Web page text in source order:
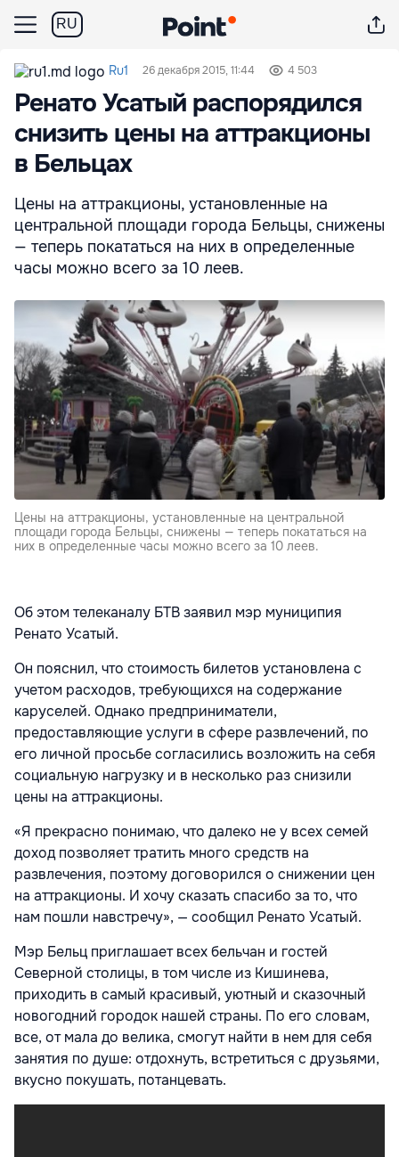
RU
Ru1 26 декабря 2015, 11:44 4 503
Ренато Усатый распорядился
снизить цены на аттракционы
в Бельцах
Цены на аттракционы, установленные на
центральной площади города Бельцы, снижены
— теперь покататься на них в определенные
часы можно всего за 10 леев.
Цены на аттракционы, установленные на центральной
площади города Бельцы, снижены — теперь покататься на
них в определенные часы можно всего за 10 леев.
Об этом телеканалу БТВ заявил мэр муниципия
Ренато Усатый.
Он пояснил, что стоимость билетов установлена с
учетом расходов, требующихся на содержание
каруселей. Однако предприниматели,
предоставляющие услуги в сфере развлечений, по
его личной просьбе согласились возложить на себя
социальную нагрузку и в несколько раз снизили
цены на аттракционы.
«Я прекрасно понимаю, что далеко не у всех семей
доход позволяет тратить много средств на
развлечения, поэтому договорился о снижении цен
на аттракционы. И хочу сказать спасибо за то, что
нам пошли навстречу», — сообщил Ренато Усатый.
Мэр Бельц приглашает всех бельчан и гостей
Северной столицы, в том числе из Кишинева,
приходить в самый красивый, уютный и сказочный
новогодний городок нашей страны. По его словам,
все, от мала до велика, смогут найти в нем для себя
занятия по душе: отдохнуть, встретиться с друзьями,
вкусно покушать, потанцевать.